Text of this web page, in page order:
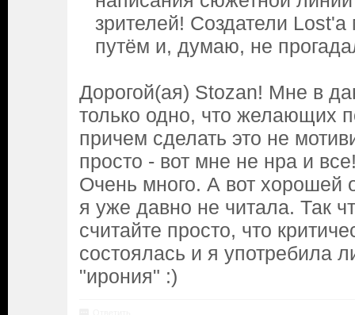
зрителей! Создатели
путём и, думаю, не
Дорогой(ая) Stozan! Мне в
только одно, что желающих
причем сделать это не
просто - вот мне не нра и
Очень много. А вот хорошей
я уже давно не читала. Так
считайте просто, что
состоялась и я употребила
"ирония" :)